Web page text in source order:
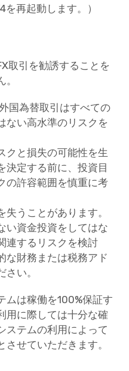
再起動します。）
取引を勧誘することを
国為替取引はすべての
ない高水準のリスクを
クと損失の可能性を生
決定する前に、投資目
の許容範囲を慎重に考
うことがあります。
い資金投資をしてはな
連するリスクを検討
な財務または税務アド
い。
ムは稼働を100%保証す
用に際しては十分な確
ステムの利用によって
せていただきます。